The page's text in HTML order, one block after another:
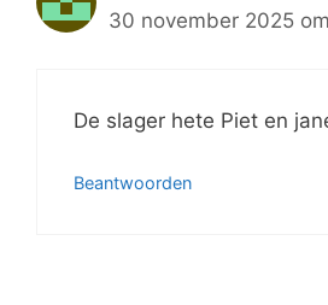
30 november 2025
De slager hete Piet en
Beantwoorden